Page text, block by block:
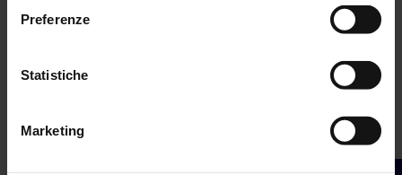
Preferenze
Statistiche
Marketing